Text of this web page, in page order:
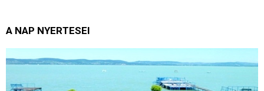
A NAP NYERTESEI